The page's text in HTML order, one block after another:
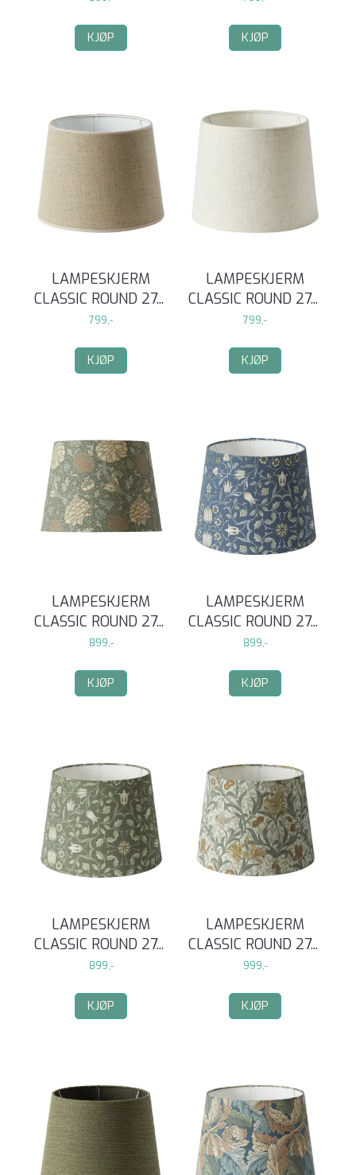
KJØP KJØP
LAMPESKJERM
CLASSIC ROUND 27...
799,-
KJØP
LAMPESKJERM
CLASSIC ROUND 27...
799,-
KJØP
LAMPESKJERM
CLASSIC ROUND 27...
899,-
KJØP
LAMPESKJERM
CLASSIC ROUND 27...
899,-
KJØP
LAMPESKJERM
CLASSIC ROUND 27...
899,-
KJØP
LAMPESKJERM
CLASSIC ROUND 27...
999,-
KJØP